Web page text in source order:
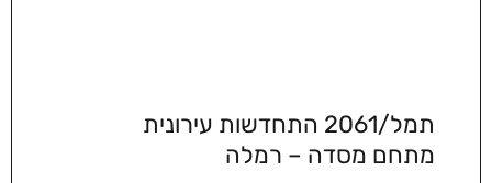
תמל/2061 התחדשות עירונית
מתחם מסדה – רמלה